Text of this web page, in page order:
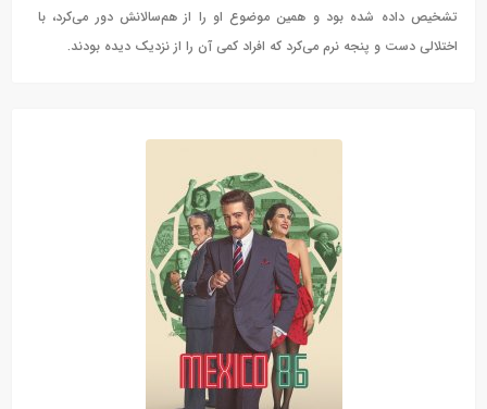
تشخیص داده شده بود و همین موضوع او را از هم‌سالانش دور می‌کرد، با
اختلالی دست و پنجه نرم می‌کرد که افراد کمی آن را از نزدیک دیده بودند.